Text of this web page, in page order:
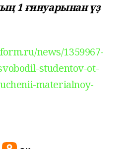
1 ғинуарынан үҙ
news/1359967-
studentov-ot-
materialnoy-